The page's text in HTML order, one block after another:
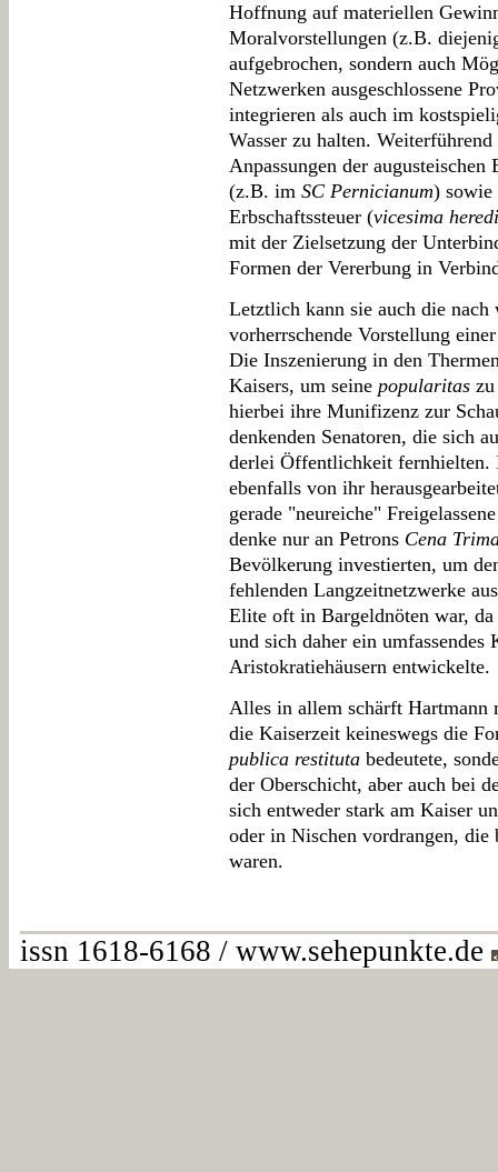
Hoffnung auf materiellen
Moralvorstellungen (z.B.
aufgebrochen, sondern auch
Netzwerken ausgeschlossene
integrieren als auch im
Wasser zu halten.
Anpassungen der
(z.B. im SC Pernicianum) sowie
Erbschaftssteuer (vicesima
mit der Zielsetzung der
Formen der Vererbung in
Letztlich kann sie auch die
vorherrschende Vorstellung
Die Inszenierung in den
Kaisers, um seine popularitas
hierbei ihre Munifizenz zur
denkenden Senatoren, die sich
derlei Öffentlichkeit fernhielten.
ebenfalls von ihr
gerade "neureiche"
denke nur an Petrons Cena
Bevölkerung investierten, um
fehlenden Langzeitnetzwerke
Elite oft in Bargeldnöten war,
und sich daher ein
Aristokratiehäusern entwickelte.
Alles in allem schärft Hartmann
die Kaiserzeit keineswegs die
publica restituta bedeutete,
der Oberschicht, aber auch bei
sich entweder stark am Kaiser
oder in Nischen vordrangen, die
waren.
issn 1618-6168 / www.sehepunkte.de